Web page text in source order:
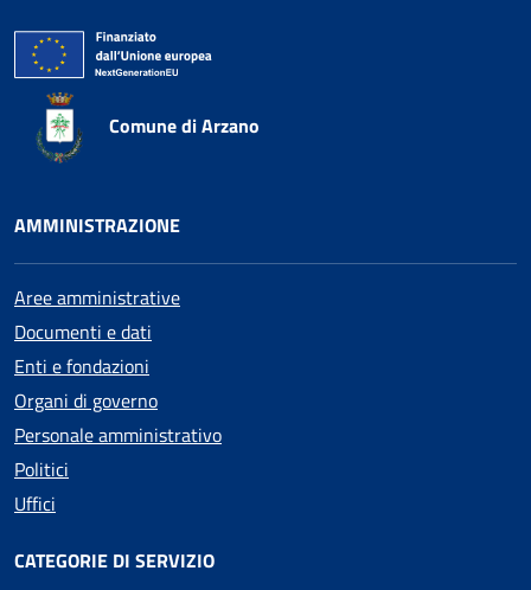
Comune di Arzano
AMMINISTRAZIONE
Aree amministrative
Documenti e dati
Enti e fondazioni
Organi di governo
Personale amministrativo
Politici
Uffici
CATEGORIE DI SERVIZIO